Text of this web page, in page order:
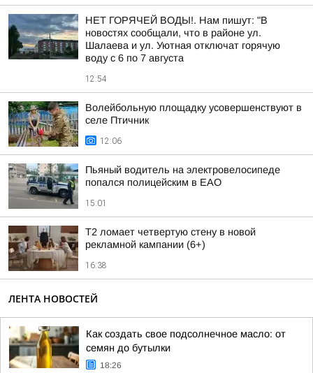
НЕТ ГОРЯЧЕЙ ВОДЫ!. Нам пишут: "В
новостях сообщали, что в районе ул.
Шалаева и ул. Уютная отключат горячую
воду с 6 по 7 августа
12:54
Волейбольную площадку усовершенствуют в
селе Птичник
12:06
Пьяный водитель на электровелосипеде
попался полицейским в ЕАО
15:01
Т2 ломает четвертую стену в новой
рекламной кампании (6+)
16:38
ЛЕНТА НОВОСТЕЙ
Как создать свое подсолнечное масло: от
семян до бутылки
18:26